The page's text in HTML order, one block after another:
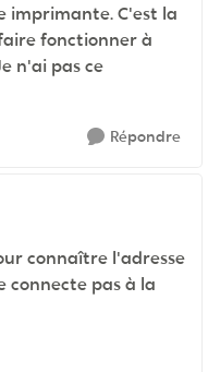
imprimante. C'est la
fonctionner à
n'ai pas ce
Répondre
connaître l'adresse
connecte pas à la